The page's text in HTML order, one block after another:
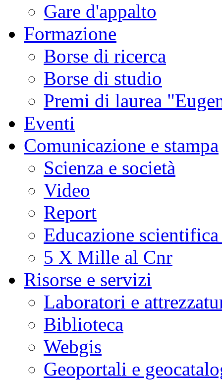
Gare d'appalto
Formazione
Borse di ricerca
Borse di studio
Premi di laurea
Eventi
Comunicazione e stampa
Scienza e società
Video
Report
Educazione
5 X Mille al Cnr
Risorse e servizi
Laboratori e
Biblioteca
Webgis
Geoportali e